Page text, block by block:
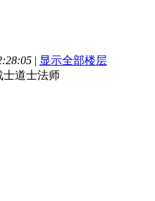
| 显示全部楼层
士道士法师